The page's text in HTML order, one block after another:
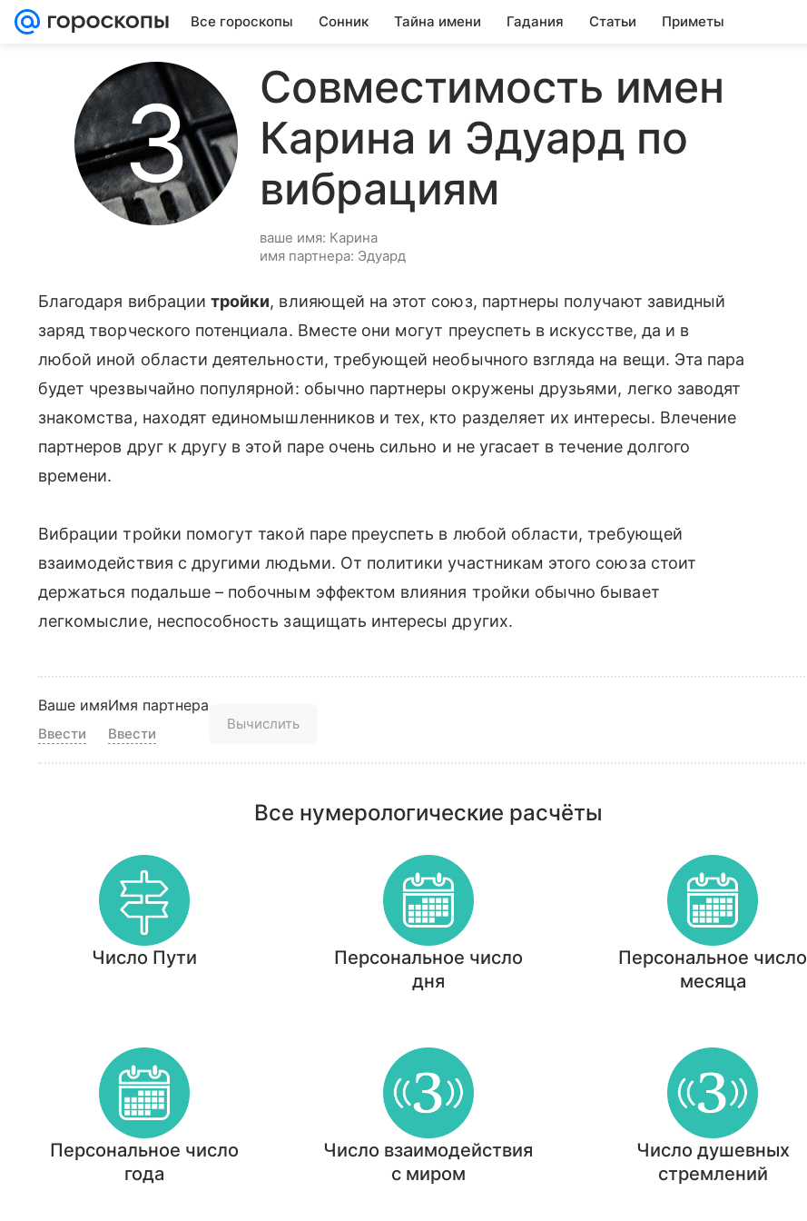
Все гороскопы Сонник Тайна имени Гадания Статьи Приметы
Совместимость имен
Карина и Эдуард по
вибрациям
ваше имя: Карина
имя партнера: Эдуард
Благодаря вибрациитройки, влияющей на этот союз, партнеры получают завидный
заряд творческого потенциала. Вместе они могут преуспеть в искусстве, да и в
любой иной области деятельности, требующей необычного взгляда на вещи. Эта пара
будет чрезвычайно популярной: обычно партнеры окружены друзьями, легко заводят
знакомства, находят единомышленников и тех, кто разделяет их интересы. Влечение
партнеров друг к другу в этой паре очень сильно и не угасает в течение долгого
времени.
Вибрации тройки помогут такой паре преуспеть в любой области, требующей
взаимодействия с другими людьми. От политики участникам этого союза стоит
держаться подальше – побочным эффектом влияния тройки обычно бывает
легкомыслие, неспособность защищать интересы других.
Ваше имя
Ввести
Имя партнера
Ввести
Вычислить
Все нумерологические расчёты
Число Пути
Персональное число
дня
Персональное число
месяца
Персональное число
года
Число взаимодействия
с миром
Число душевных
стремлений